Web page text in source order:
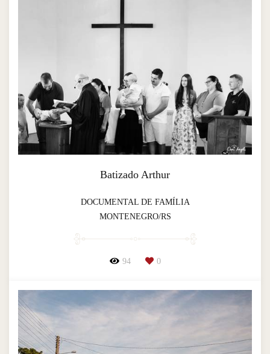
Batizado Arthur
DOCUMENTAL DE FAMÍLIA
MONTENEGRO/RS
94 0